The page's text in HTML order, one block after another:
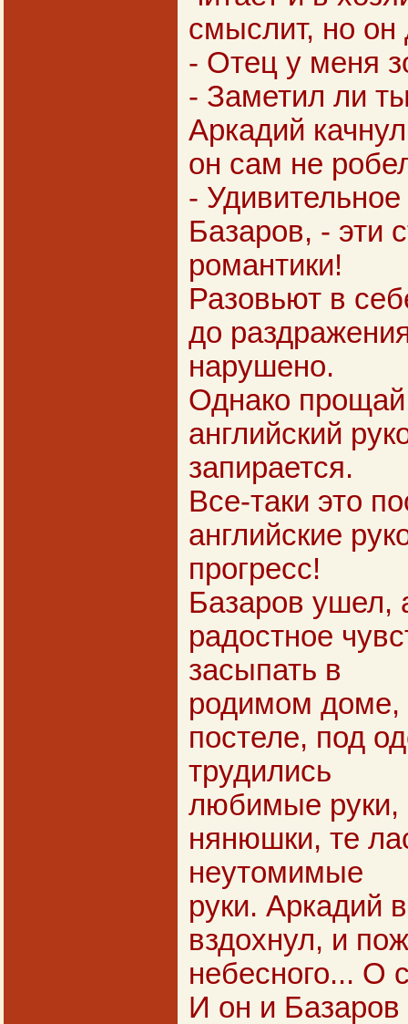
смыслит, но он
- Отец у меня
- Заметил ли
Аркадий
он сам не
-
Базаров, - эти
романтики!
Разовьют в
до
нарушено.
Однако
английский
запирается.
Все-таки это
английские
прогресс!
Базаров ушел,
радостное
засыпать в
родимом доме,
постеле, под
трудились
любимые руки,
нянюшки, те
неутомимые
руки. Аркадий
вздохнул, и
небесного... О
И он и Базаров